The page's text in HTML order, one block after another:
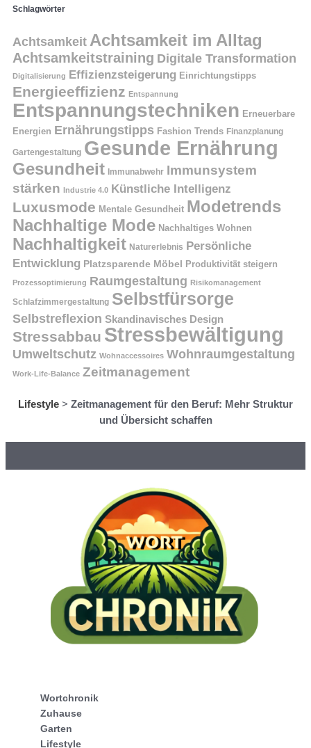
Schlagwörter
Achtsamkeit Achtsamkeit im Alltag
Achtsamkeitstraining Digitale Transformation
Digitalisierung Effizienzsteigerung Einrichtungstipps
Energieeffizienz Entspannung
Entspannungstechniken Erneuerbare
Energien Ernährungstipps Fashion Trends Finanzplanung
Gartengestaltung Gesunde Ernährung
Gesundheit Immunabwehr Immunsystem
stärken Industrie 4.0 Künstliche Intelligenz
Luxusmode Mentale Gesundheit Modetrends
Nachhaltige Mode Nachhaltiges Wohnen
Nachhaltigkeit Naturerlebnis Persönliche
Entwicklung Platzsparende Möbel Produktivität steigern
Prozessoptimierung Raumgestaltung Risikomanagement
Schlafzimmergestaltung Selbstfürsorge
Selbstreflexion Skandinavisches Design
Stressabbau Stressbewältigung
Umweltschutz Wohnaccessoires Wohnraumgestaltung
Work-Life-Balance Zeitmanagement
Lifestyle > Zeitmanagement für den Beruf: Mehr Struktur
und Übersicht schaffen
Wortchronik
Zuhause
Garten
Lifestyle